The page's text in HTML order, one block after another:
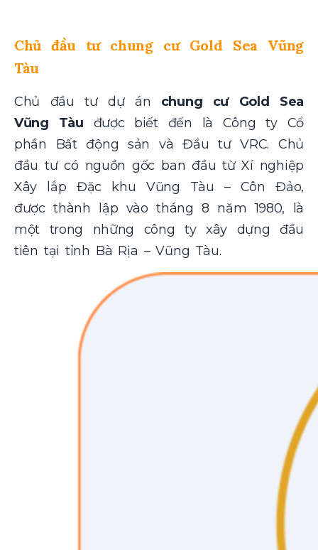
Chủ đầu tư chung cư Gold Sea Vũng
Tàu
Chủ đầu tư dự án chung cư Gold Sea
Vũng Tàu được biết đến là Công ty Cổ
phần Bất động sản và Đầu tư VRC. Chủ
đầu tư có nguồn gốc ban đầu từ Xí nghiệp
Xây lắp Đặc khu Vũng Tàu – Côn Đảo,
được thành lập vào tháng 8 năm 1980, là
một trong những công ty xây dựng đầu
tiên tại tỉnh Bà Rịa – Vũng Tàu.